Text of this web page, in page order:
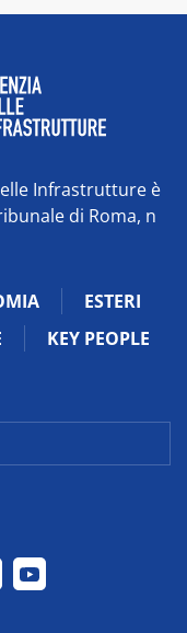
Infrastrutture è
di Roma, n
ESTERI
KEY PEOPLE